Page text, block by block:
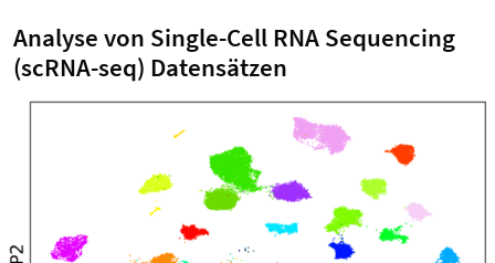
Analyse von Single-Cell RNA Sequencing
(scRNA-seq) Datensätzen